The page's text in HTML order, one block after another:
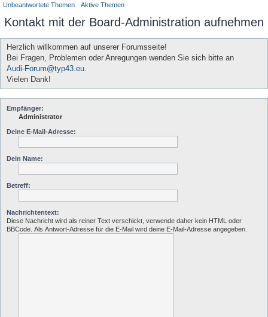
Unbeantwortete Themen Aktive Themen
Kontakt mit der Board-Administration aufnehmen
Herzlich willkommen auf unserer Forumsseite!
Bei Fragen, Problemen oder Anregungen wenden Sie sich bitte an
Audi-Forum@typ43.eu
Vielen Dank!
Empfänger:
Administrator
Deine E-Mail-Adresse:
Dein Name:
Betreff:
Nachrichtentext:
Diese Nachricht wird als reiner Text verschickt, verwende daher kein HTML oder
BBCode. Als Antwort-Adresse für die E-Mail wird deine E-Mail-Adresse angegeben.